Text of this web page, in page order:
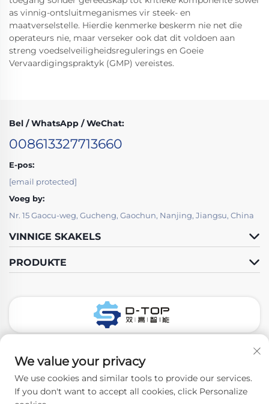
as vinnig-ontsluitmeganismes vir steek- en
maatverselstelle. Hierdie kenmerke beskerm nie net die
operateurs nie, maar verseker ook dat dit voldoen aan
streng voedselveiligheidsregulerings en Goeie
Vervaardigingspraktyk (GMP) vereistes.
Bel / WhatsApp / WeChat:
008613327713660
E-pos:
[email protected]
Voeg by:
Nr. 15 Gaocu-weg, Gucheng, Gaochun, Nanjing, Jiangsu, China
VINNIGE SKAKELS
PRODUKTE
Kopiereg © 2026 Nanjing D-Top Pharmatech Co., Ltd. Alle regte
We value your privacy
We use cookies and similar tools to provide our services.
If you don't want to accept all cookies, click Personalize